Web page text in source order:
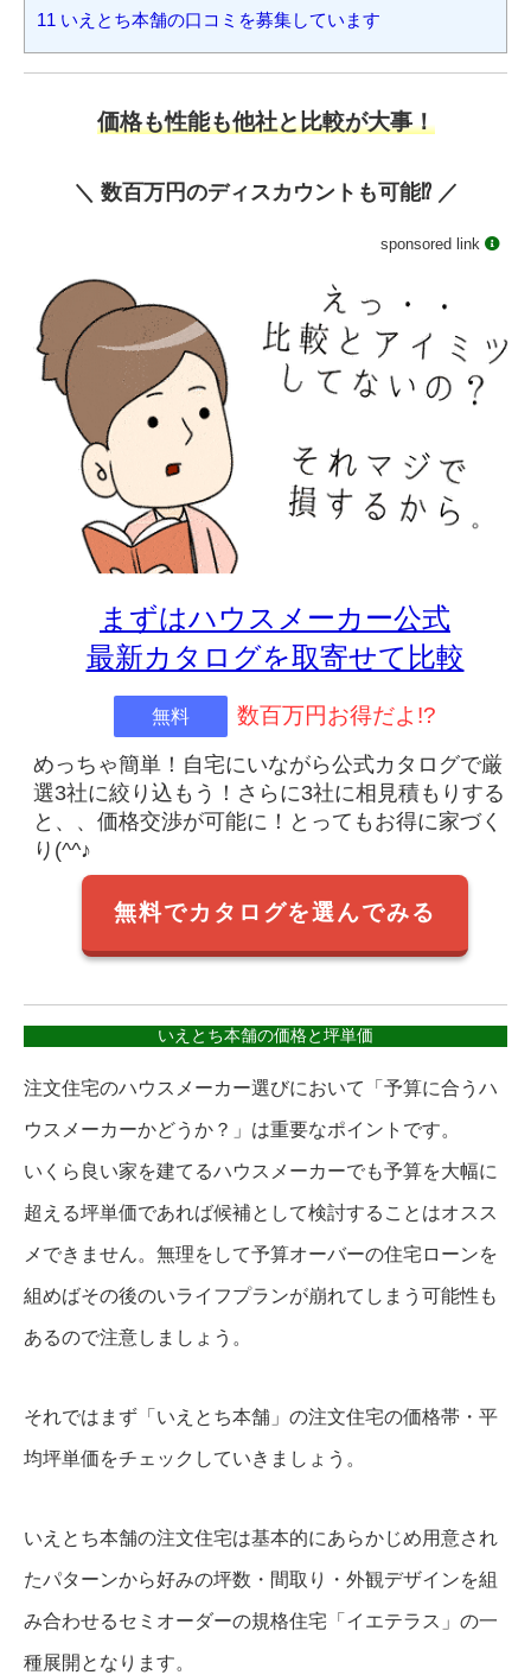
11 いえとち本舗の口コミを募集しています
価格も性能も他社と比較が大事！
＼ 数百万円のディスカウントも可能⁉️ ／
sponsored link
まずはハウスメーカー公式
最新カタログを取寄せて比較
無料 数百万円お得だよ!?
めっちゃ簡単！自宅にいながら公式カタログで厳
選3社に絞り込もう！さらに3社に相見積もりする
と、、価格交渉が可能に！とってもお得に家づく
り(^^♪
無料でカタログを選んでみる
いえとち本舗の価格と坪単価
注文住宅のハウスメーカー選びにおいて「予算に合うハ
ウスメーカーかどうか？」は重要なポイントです。
いくら良い家を建てるハウスメーカーでも予算を大幅に
超える坪単価であれば候補として検討することはオスス
メできません。無理をして予算オーバーの住宅ローンを
組めばその後のいライフプランが崩れてしまう可能性も
あるので注意しましょう。
それではまず「いえとち本舗」の注文住宅の価格帯・平
均坪単価をチェックしていきましょう。
いえとち本舗の注文住宅は基本的にあらかじめ用意され
たパターンから好みの坪数・間取り・外観デザインを組
み合わせるセミオーダーの規格住宅「イエテラス」の一
種展開となります。